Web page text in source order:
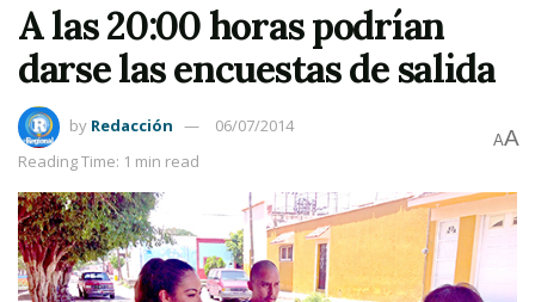
A las 20:00 horas podrían
darse las encuestas de salida
by Redacción
06/07/2014
Reading Time: 1 min read
AA